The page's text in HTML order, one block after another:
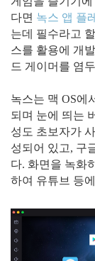
다면 녹스 앱 플
는데 필수라고
스를 활용에 개
드 게이머를 염
녹스는 맥 OS에
되며 눈에 띄는
성도 초보자가
성되어 있고, 구
다. 화면을 녹화
하여 유튜브 등